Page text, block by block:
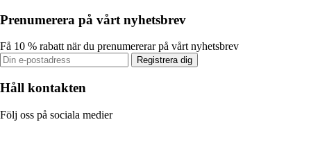
Prenumerera på vårt nyhetsbrev
Få 10 % rabatt när du prenumererar på vårt nyhetsbrev
Registrera dig
Håll kontakten
Följ oss på sociala medier